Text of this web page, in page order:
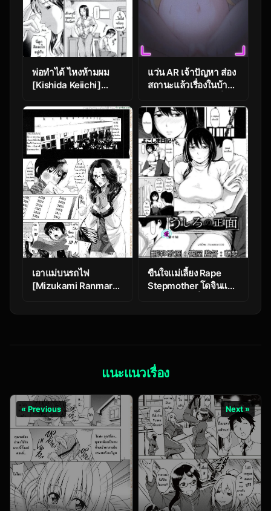
พ่อทำได้ ไหงห้ามผม
[Kishida Keiichi]
Rounds (Zecchou
Boshi 3 – Ecstasie
Mother and Child 3)
แว่น AR เจ้าปัญหา ส่อง
สถานะแล้วเรื่องในบ้าน
[Pz-x] My AR
glasses can see
various stats about
my foster sister
เอาแม่บนรถไฟ
[Mizukami Ranmaru]
ขืนใจแม่เลี้ยง Rape
Stepmother โดจินแปล
แนะแนวเรื่อง
« Previous Next »